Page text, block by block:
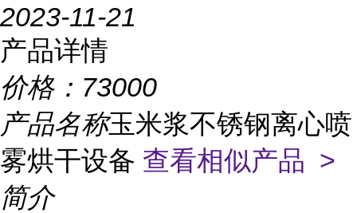
2023-11-21
产品详情
价格： 73000
产品名称玉米浆不锈钢离心喷
雾烘干设备 查看相似产品 >
简介